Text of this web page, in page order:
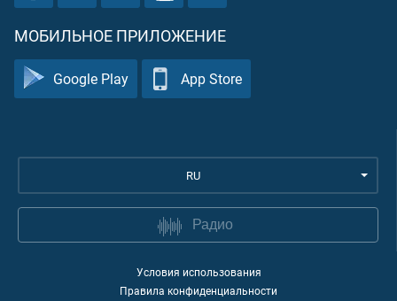
МОБИЛЬНОЕ ПРИЛОЖЕНИЕ
Google Play App Store
RU
Радио
Условия использования
Правила конфиденциальности